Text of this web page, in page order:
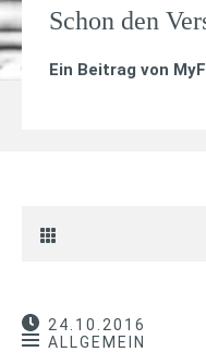
Schon den
Ein Beitrag von
24.10.2016
ALLGEMEIN